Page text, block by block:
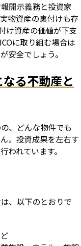
開示義務と投資家
物資産の裏付けも存
け資産の価値が下支
に取り組む場合は
安全でしょう。
る不動産と
、どんな物件でも
。投資成果を左右す
われています。
、以下のとおりで